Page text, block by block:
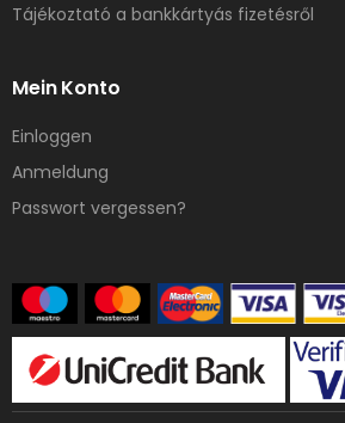
Tájékoztató a bankkártyás fizetésről
Mein Konto
Einloggen
Anmeldung
Passwort vergessen?